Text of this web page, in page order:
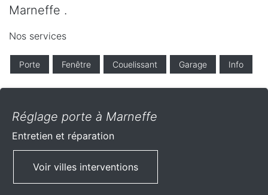
Marneffe .
Nos services
Porte Fenêtre Couelissant Garage Info
Réglage porte à Marneffe
Entretien et réparation
Voir villes interventions